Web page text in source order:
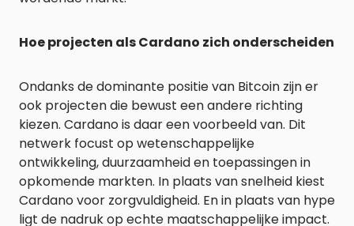
Hoe projecten als Cardano zich onderscheiden
Ondanks de dominante positie van Bitcoin zijn er
ook projecten die bewust een andere richting
kiezen. Cardano is daar een voorbeeld van. Dit
netwerk focust op wetenschappelijke
ontwikkeling, duurzaamheid en toepassingen in
opkomende markten. In plaats van snelheid kiest
Cardano voor zorgvuldigheid. En in plaats van hype
ligt de nadruk op echte maatschappelijke impact.